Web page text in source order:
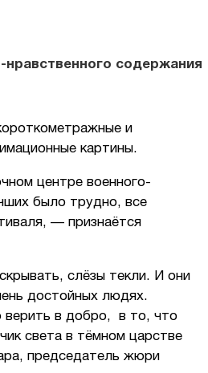
содержания
и
картины.
центре военного-
было трудно, все
— признаётся
слёзы текли. И они
достойных людях.
в добро, в то, что
света в тёмном царстве
председатель жюри